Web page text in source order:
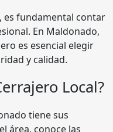
, es fundamental contar
En Maldonado,
es esencial elegir
y calidad.
Local?
tiene sus
área, conoce las